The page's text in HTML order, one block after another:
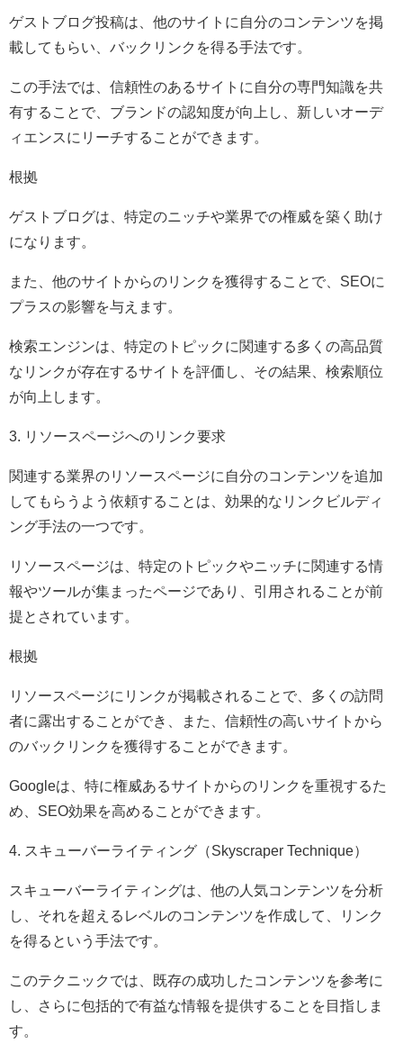
ゲストブログ投稿は、他のサイトに自分のコンテンツを掲
載してもらい、バックリンクを得る手法です。
この手法では、信頼性のあるサイトに自分の専門知識を共
有することで、ブランドの認知度が向上し、新しいオーデ
ィエンスにリーチすることができます。
根拠
ゲストブログは、特定のニッチや業界での権威を築く助け
になります。
また、他のサイトからのリンクを獲得することで、SEOに
プラスの影響を与えます。
検索エンジンは、特定のトピックに関連する多くの高品質
なリンクが存在するサイトを評価し、その結果、検索順位
が向上します。
3. リソースページへのリンク要求
関連する業界のリソースページに自分のコンテンツを追加
してもらうよう依頼することは、効果的なリンクビルディ
ング手法の一つです。
リソースページは、特定のトピックやニッチに関連する情
報やツールが集まったページであり、引用されることが前
提とされています。
根拠
リソースページにリンクが掲載されることで、多くの訪問
者に露出することができ、また、信頼性の高いサイトから
のバックリンクを獲得することができます。
Googleは、特に権威あるサイトからのリンクを重視するた
め、SEO効果を高めることができます。
4. スキューバーライティング（Skyscraper Technique）
スキューバーライティングは、他の人気コンテンツを分析
し、それを超えるレベルのコンテンツを作成して、リンク
を得るという手法です。
このテクニックでは、既存の成功したコンテンツを参考に
し、さらに包括的で有益な情報を提供することを目指しま
す。